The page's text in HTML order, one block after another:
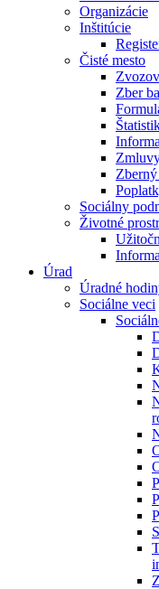
Organizácie
Inštitúcie
Čisté mesto
Zber
Sociálny
Životné
Úrad
Úradné
Sociálne veci